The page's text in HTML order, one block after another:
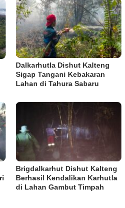
Dalkarhutla Dishut Kalteng
Sigap Tangani Kebakaran
Lahan di Tahura Sabaru
Brigdalkarhut Dishut Kalteng
Berhasil Kendalikan Karhutla
di Lahan Gambut Timpah